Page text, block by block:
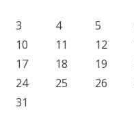
3
4 5
10
11 12
17
18 19
24
25 26
31